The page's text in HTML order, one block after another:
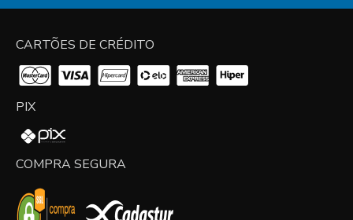
CARTÕES DE CRÉDITO
PIX
COMPRA SEGURA